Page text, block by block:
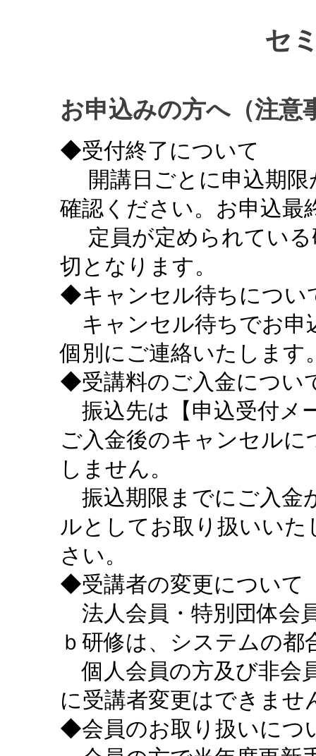
セ
お申込みの方へ（注意
◆受付終了について
開講日ごとに申込期限
確認ください。お申込最
定員が定められている
切となります。
◆キャンセル待ちについ
キャンセル待ちでお申
個別にご連絡いたします
◆受講料のご入金につい
振込先は【申込受付メ
ご入金後のキャンセル
しません。
振込期限までにご入金
ルとしてお取り扱いい
さい。
◆受講者の変更について
法人会員・特別団体会
ｂ研修は、システムの
個人会員の方及び非会
に受講者変更はできませ
◆会員のお取り扱いにつ